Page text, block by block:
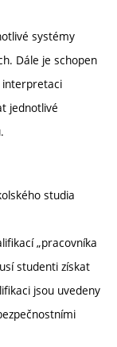
systémy
Dále je schopen
interpretaci
jednotlivé
studia
„pracovníka
studenti získat
jsou uvedeny